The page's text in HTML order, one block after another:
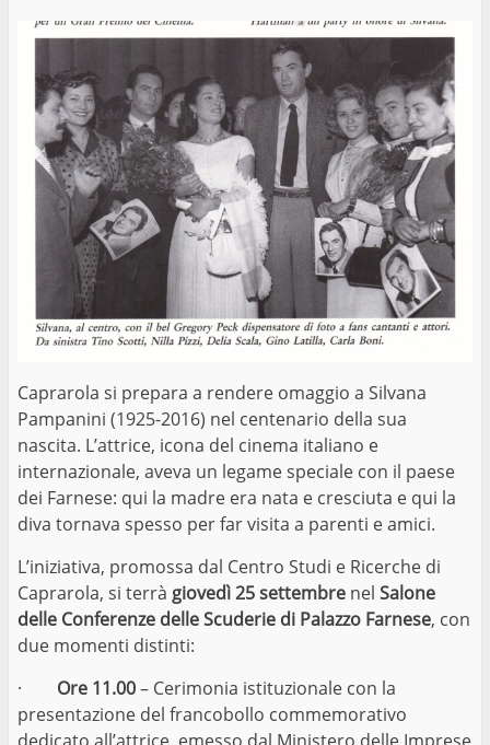
Caprarola si prepara a rendere omaggio a Silvana
Pampanini (1925-2016) nel centenario della sua
nascita. L’attrice, icona del cinema italiano e
internazionale, aveva un legame speciale con il paese
dei Farnese: qui la madre era nata e cresciuta e qui la
diva tornava spesso per far visita a parenti e amici.
L’iniziativa, promossa dal Centro Studi e Ricerche di
Caprarola, si terrà giovedì 25 settembre nel Salone
delle Conferenze delle Scuderie di Palazzo Farnese, con
due momenti distinti:
· Ore 11.00– Cerimonia istituzionale con la
presentazione del francobollo commemorativo